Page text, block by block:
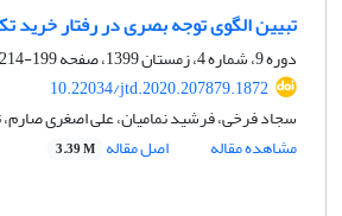
تبیین الگوی توجه بصری در رفتار
دوره 9، شماره 4، زمستان 1399، صفحه
199-214
10.22034/jtd.2020.207879.1872
سجاد فرخی، فرشید نمامیان، علی اصغری
مشاهده مقاله
اصل مقاله 3.39 M